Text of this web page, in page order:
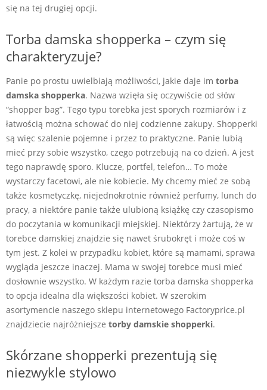
się na tej drugiej opcji.
Torba damska shopperka – czym się
charakteryzuje?
Panie po prostu uwielbiają możliwości, jakie daje im torba
damska shopperka. Nazwa wzięła się oczywiście od słów
“shopper bag”. Tego typu torebka jest sporych rozmiarów i z
łatwością można schować do niej codzienne zakupy. Shopperki
są więc szalenie pojemne i przez to praktyczne. Panie lubią
mieć przy sobie wszystko, czego potrzebują na co dzień. A jest
tego naprawdę sporo. Klucze, portfel, telefon… To może
wystarczy facetowi, ale nie kobiecie. My chcemy mieć ze sobą
także kosmetyczkę, niejednokrotnie również perfumy, lunch do
pracy, a niektóre panie także ulubioną książkę czy czasopismo
do poczytania w komunikacji miejskiej. Niektórzy żartują, że w
torebce damskiej znajdzie się nawet śrubokręt i może coś w
tym jest. Z kolei w przypadku kobiet, które są mamami, sprawa
wygląda jeszcze inaczej. Mama w swojej torebce musi mieć
dosłownie wszystko. W każdym razie torba damska shopperka
to opcja idealna dla większości kobiet. W szerokim
asortymencie naszego sklepu internetowego Factoryprice.pl
znajdziecie najróżniejsze torby damskie shopperki.
Skórzane shopperki prezentują się
niezwykle stylowo